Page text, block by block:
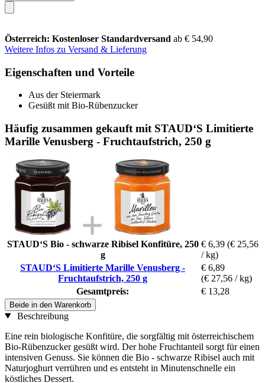
Österreich: Kostenloser Standardversand ab € 54,90
Weitere Infos zu Versand & Lieferung
Eigenschaften und Vorteile
Aus der Steiermark
Gesüßt mit Bio-Rübenzucker
Häufig zusammen gekauft mit STAUD‘S Limitierte
Marille Venusberg - Fruchtaufstrich, 250 g
STAUD‘S Bio - schwarze Ribisel Konfitüre, 250
g
€ 6,39 (€ 25,56
/ kg)
STAUD‘S Limitierte Marille Venusberg -
Fruchtaufstrich, 250 g
€ 6,89
(€ 27,56 / kg)
Gesamtpreis:
€ 13,28
Beide in den Warenkorb
Beschreibung
Eine rein biologische Konfitüre, die sorgfältig mit österreichischem
Bio-Rübenzucker gesüßt wird. Der hohe Fruchtanteil sorgt für einen
intensiven Genuss. Sie können die Bio - schwarze Ribisel auch mit
Naturjoghurt verrühren und es entsteht in Minutenschnelle ein
köstliches Dessert.